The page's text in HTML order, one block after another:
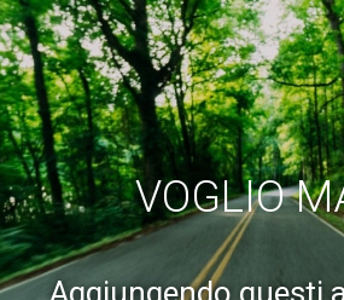
VOGLIO